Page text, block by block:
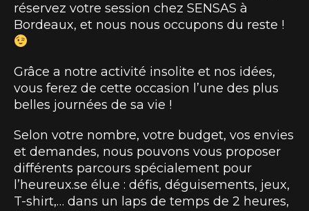
réservez votre session chez SENSAS à
Bordeaux, et nous nous occupons du reste !
Grâce a notre activité insolite et nos idées,
vous ferez de cette occasion l’une des plus
belles journées de sa vie !
Selon votre nombre, votre budget, vos envies
et demandes, nous pouvons vous proposer
différents parcours spécialement pour
l’heureux.se élu.e : défis, déguisements, jeux,
T-shirt,… dans un laps de temps de 2 heures,